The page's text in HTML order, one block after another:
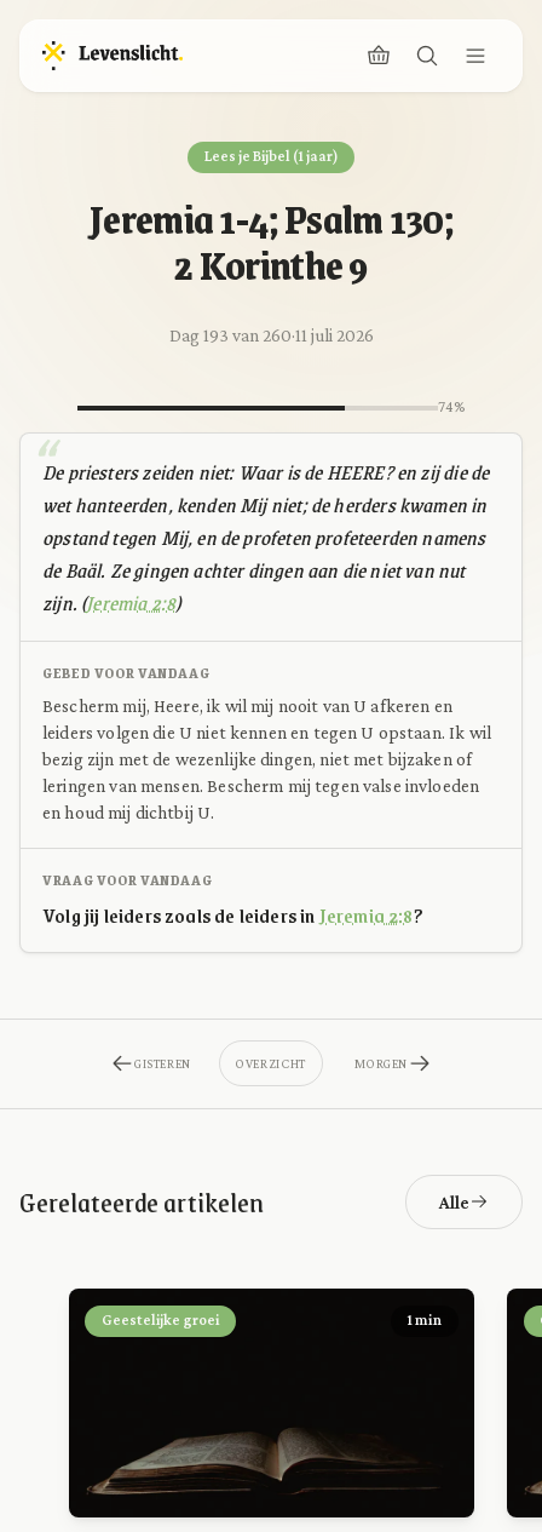
Lees je Bijbel (1 jaar)
Jeremia 1-4; Psalm 130;
2 Korinthe 9
Dag 193 van 260·11 juli 2026
74%
De priesters zeiden niet: Waar is de HEERE? en zij die de
wet hanteerden, kenden Mij niet; de herders kwamen in
opstand tegen Mij, en de profeten profeteerden namens
de Baäl. Ze gingen achter dingen aan die niet van nut
zijn. (Jeremia 2:8)
GEBED VOOR VANDAAG
Bescherm mij, Heere, ik wil mij nooit van U afkeren en
leiders volgen die U niet kennen en tegen U opstaan. Ik wil
bezig zijn met de wezenlijke dingen, niet met bijzaken of
leringen van mensen. Bescherm mij tegen valse invloeden
en houd mij dichtbij U.
VRAAG VOOR VANDAAG
Volg jij leiders zoals de leiders inJeremia 2:8?
GISTEREN OVERZICHT MORGEN
Gerelateerde artikelen Alle
Geestelijke groei 1 min